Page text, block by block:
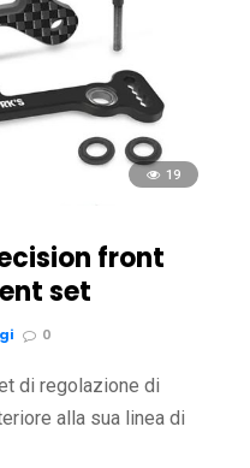
19
front
set
0
di regolazione di
alla sua linea di